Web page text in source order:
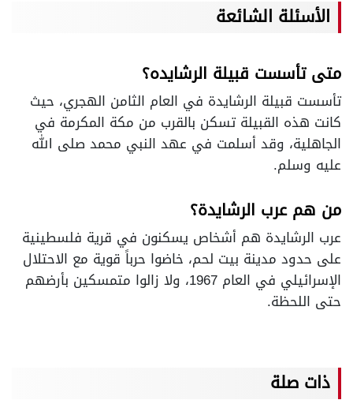
الأسئلة الشائعة
متى تأسست قبيلة الرشايده؟
تأسست قبيلة الرشايدة في العام الثامن الهجري، حيث
كانت هذه القبيلة تسكن بالقرب من مكة المكرمة في
الجاهلية، وقد أسلمت في عهد النبي محمد صلى الله
عليه وسلم.
من هم عرب الرشايدة؟
عرب الرشايدة هم أشخاص يسكنون في قرية فلسطينية
على حدود مدينة بيت لحم، خاضوا حرباً قوية مع الاحتلال
الإسرائيلي في العام 1967، ولا زالوا متمسكين بأرضهم
حتى اللحظة.
ذات صلة